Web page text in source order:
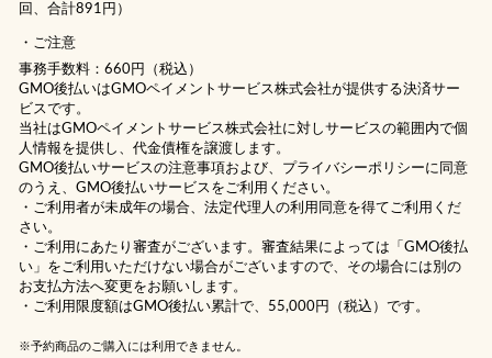
回、合計891円）
ご注意
事務手数料：660円（税込）
GMO後払いはGMOペイメントサービス株式会社が提供する決済サー
ビスです。
当社はGMOペイメントサービス株式会社に対しサービスの範囲内で個
人情報を提供し、代金債権を譲渡します。
GMO後払いサービスの注意事項および、 プライバシーポリシーに同意
のうえ、GMO後払いサービスをご利用ください。
・ご利用者が未成年の場合、法定代理人の利用同意を得てご利用くだ
さい。
・ご利用にあたり審査がございます。審査結果によっては「GMO後払
い」をご利用いただけない場合がございますので、その場合には別の
お支払方法へ変更をお願いします。
・ご利用限度額はGMO後払い累計で、55,000円（税込）です。
※予約商品のご購入には利用できません。